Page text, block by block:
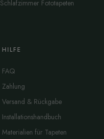
Schlafzimmer Fototapeten
HILFE
FAQ
Zahlung
Versand & Rückgabe
Installationshandbuch
Materialien für Tapeten